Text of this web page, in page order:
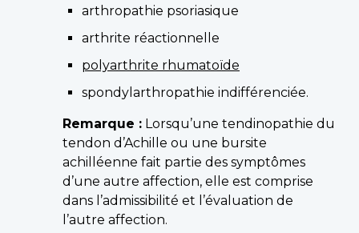
arthropathie psoriasique
arthrite réactionnelle
polyarthrite rhumatoïde
spondylarthropathie indifférenciée.
Remarque : Lorsqu’une tendinopathie du
tendon d’Achille ou une bursite
achilléenne fait partie des symptômes
d’une autre affection, elle est comprise
dans l’admissibilité et l’évaluation de
l’autre affection.